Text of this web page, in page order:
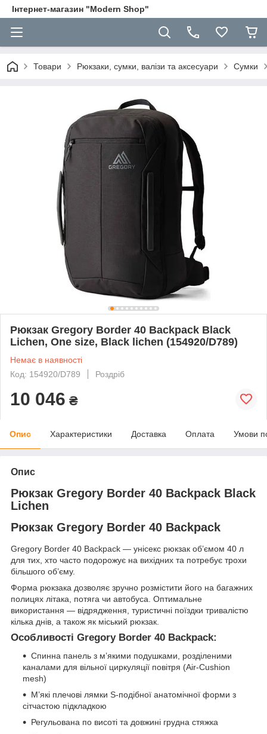
Інтернет-магазин "Modern Shop"
Товари Рюкзаки, сумки, валізи та аксесуари Сумки
Рюкзак Gregory Border 40 Backpack Black
Lichen, One size, Black lichen (154920/D789)
Немає в наявності
Код: 154920/D789
Роздріб
10 046 ₴
Опис Характеристики Доставка Оплата Умови
Опис
Рюкзак Gregory Border 40 Backpack Black
Lichen
Рюкзак Gregory Border 40 Backpack
Gregory Border 40 Backpack — унісекс рюкзак об’ємом 40 л
для тих, хто часто подорожує на вихідних та потребує трохи
більшого об’єму.
Форма рюкзака дозволяє зручно розмістити його на багажних
полицях літака, потяга чи автобуса. Оптимальне
використання — відрядження, туристичні поїздки тривалістю
кілька днів, а також як міський рюкзак.
Особливості Gregory Border 40 Backpack:
Спинна панель з м’якими подушками, розділеними
каналами для вільної циркуляції повітря (Air-Cushion
mesh)
М’які плечові лямки S-подібної анатомічної форми з
сітчастою підкладкою
Регульована по висоті та довжині грудна стяжка